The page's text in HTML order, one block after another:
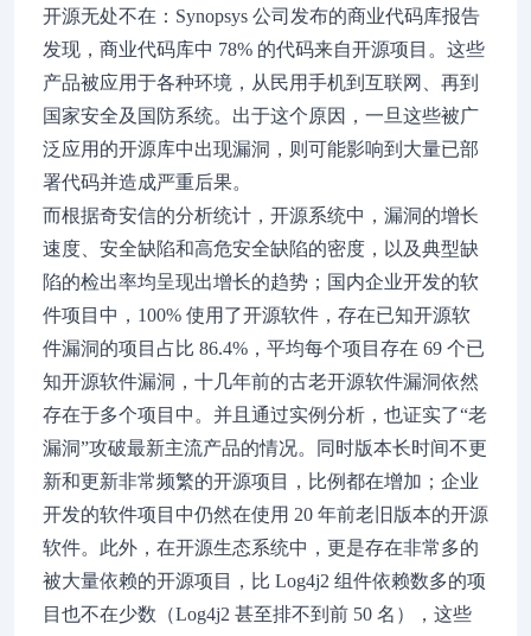
开源无处不在：Synopsys 公司发布的商业代码库报告
发现，商业代码库中 78% 的代码来自开源项目。这些
产品被应用于各种环境，从民用手机到互联网、再到
国家安全及国防系统。出于这个原因，一旦这些被广
泛应用的开源库中出现漏洞，则可能影响到大量已部
署代码并造成严重后果。
而根据奇安信的分析统计，开源系统中，漏洞的增长
速度、安全缺陷和高危安全缺陷的密度，以及典型缺
陷的检出率均呈现出增长的趋势；国内企业开发的软
件项目中，100% 使用了开源软件，存在已知开源软
件漏洞的项目占比 86.4%，平均每个项目存在 69 个已
知开源软件漏洞，十几年前的古老开源软件漏洞依然
存在于多个项目中。并且通过实例分析，也证实了“老
漏洞”攻破最新主流产品的情况。同时版本长时间不更
新和更新非常频繁的开源项目，比例都在增加；企业
开发的软件项目中仍然在使用 20 年前老旧版本的开源
软件。此外，在开源生态系统中，更是存在非常多的
被大量依赖的开源项目，比 Log4j2 组件依赖数多的项
目也不在少数（Log4j2 甚至排不到前 50 名），这些